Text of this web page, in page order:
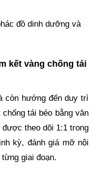
đồ dinh dưỡng và
kết vàng chống tái
còn hướng đến duy trì
tái béo bằng văn
theo dõi 1:1 trong
kỳ, đánh giá mỡ nội
giai đoạn.